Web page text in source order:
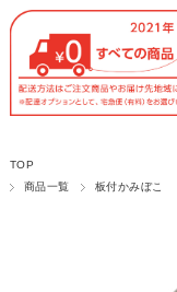
TOP
商品一覧
板付かみぼこ